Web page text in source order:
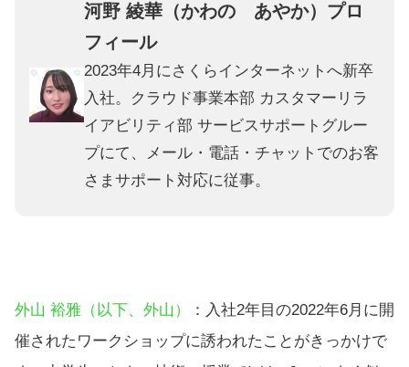
河野 綾華（かわの あやか）プロ
フィール
2023年4月にさくらインターネットへ新卒
入社。クラウド事業本部 カスタマーリラ
イアビリティ部 サービスサポートグルー
プにて、メール・電話・チャットでのお客
さまサポート対応に従事。
外山 裕雅（以下、外山）
：入社2年目の2022年6月に開
催されたワークショップに誘われたことがきっかけで